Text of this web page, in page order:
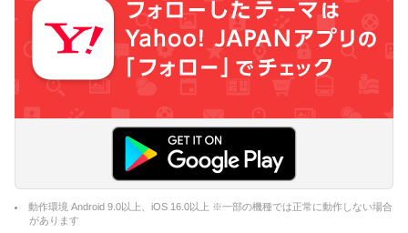
動作環境 Android 9.0以上、iOS 16.0以上 ※一部の機種では正常に動作しない場合
があります